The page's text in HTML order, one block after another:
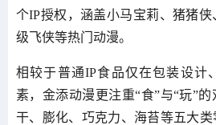
个IP授权，涵盖小马宝莉、猪猪
级飞侠等热门动漫。
相较于普通IP食品仅在包装设计
素，金添动漫更注重“食”与“玩”
干、膨化、巧克力、海苔等五大